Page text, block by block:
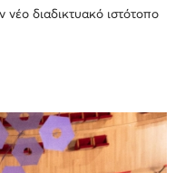
νέο διαδικτυακό ιστότοπο